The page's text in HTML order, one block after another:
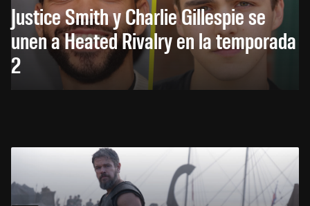
Justice Smith y Charlie Gillespie se
unen a Heated Rivalry en la temporada
2